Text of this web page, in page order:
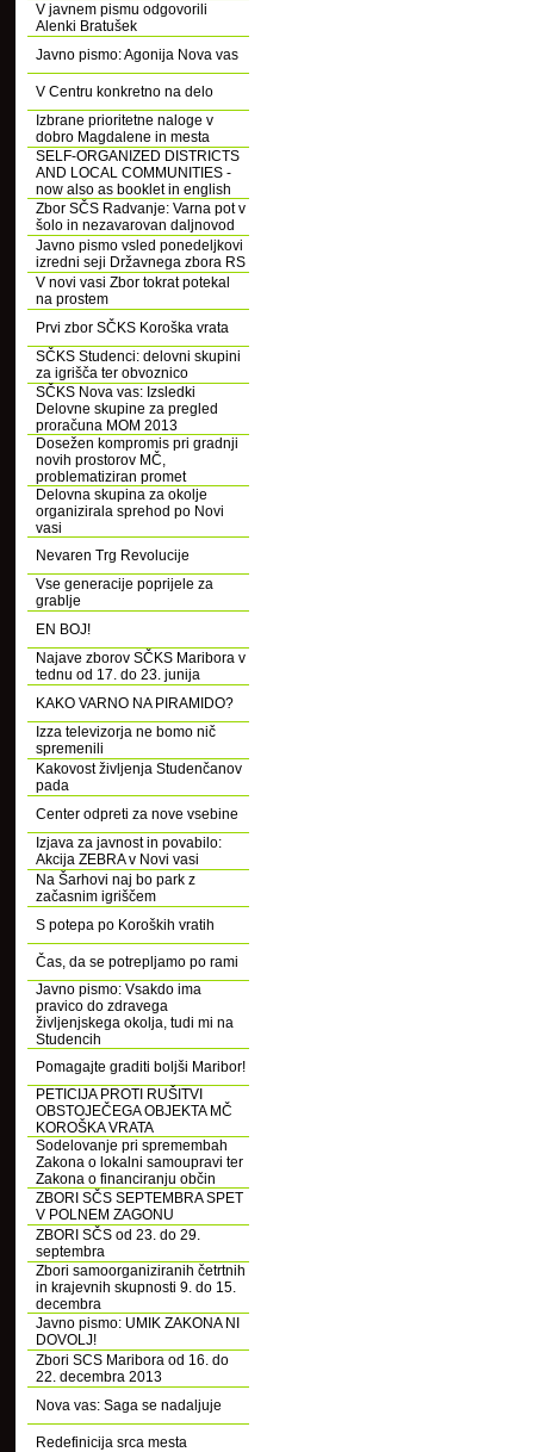
V javnem pismu odgovorili
Alenki Bratušek
Javno pismo: Agonija Nova vas
V Centru konkretno na delo
Izbrane prioritetne naloge v
dobro Magdalene in mesta
SELF-ORGANIZED DISTRICTS
AND LOCAL COMMUNITIES -
now also as booklet in english
Zbor SČS Radvanje: Varna pot v
šolo in nezavarovan daljnovod
Javno pismo vsled ponedeljkovi
izredni seji Državnega zbora RS
V novi vasi Zbor tokrat potekal
na prostem
Prvi zbor SČKS Koroška vrata
SČKS Studenci: delovni skupini
za igrišča ter obvoznico
SČKS Nova vas: Izsledki
Delovne skupine za pregled
proračuna MOM 2013
Dosežen kompromis pri gradnji
novih prostorov MČ,
problematiziran promet
Delovna skupina za okolje
organizirala sprehod po Novi
vasi
Nevaren Trg Revolucije
Vse generacije poprijele za
grablje
EN BOJ!
Najave zborov SČKS Maribora v
tednu od 17. do 23. junija
KAKO VARNO NA PIRAMIDO?
Izza televizorja ne bomo nič
spremenili
Kakovost življenja Studenčanov
pada
Center odpreti za nove vsebine
Izjava za javnost in povabilo:
Akcija ZEBRA v Novi vasi
Na Šarhovi naj bo park z
začasnim igriščem
S potepa po Koroških vratih
Čas, da se potrepljamo po rami
Javno pismo: Vsakdo ima
pravico do zdravega
življenjskega okolja, tudi mi na
Studencih
Pomagajte graditi boljši Maribor!
PETICIJA PROTI RUŠITVI
OBSTOJEČEGA OBJEKTA MČ
KOROŠKA VRATA
Sodelovanje pri spremembah
Zakona o lokalni samoupravi ter
Zakona o financiranju občin
ZBORI SČS SEPTEMBRA SPET
V POLNEM ZAGONU
ZBORI SČS od 23. do 29.
septembra
Zbori samoorganiziranih četrtnih
in krajevnih skupnosti 9. do 15.
decembra
Javno pismo: UMIK ZAKONA NI
DOVOLJ!
Zbori SCS Maribora od 16. do
22. decembra 2013
Nova vas: Saga se nadaljuje
Redefinicija srca mesta